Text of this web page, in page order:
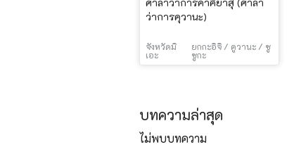
ว่าการคุวานะ)
จังหวัดมิ
เอะ
ยกกะอิจิ / คูวานะ / ซู
ซูกะ
บทความล่าสุด
ไม่พบบทความ